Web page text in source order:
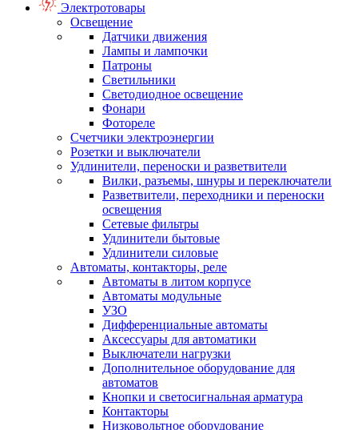
Электротовары
Освещение
Датчики движения
Лампы и лампочки
Патроны
Светильники
Светодиодное освещение
Фонари
Фотореле
Счетчики электроэнергии
Розетки и выключатели
Удлинители, переноски и разветвители
Вилки, разъемы, шнуры и переключатели
Разветвители, переходники и переноски
освещения
Сетевые фильтры
Удлинители бытовые
Удлинители силовые
Автоматы, контакторы, реле
Автоматы в литом корпусе
Автоматы модульные
УЗО
Дифференциальные автоматы
Аксессуары для автоматики
Выключатели нагрузки
Дополнительное оборудование для
автоматов
Кнопки и светосигнальная арматура
Контакторы
Низковольтное оборудование